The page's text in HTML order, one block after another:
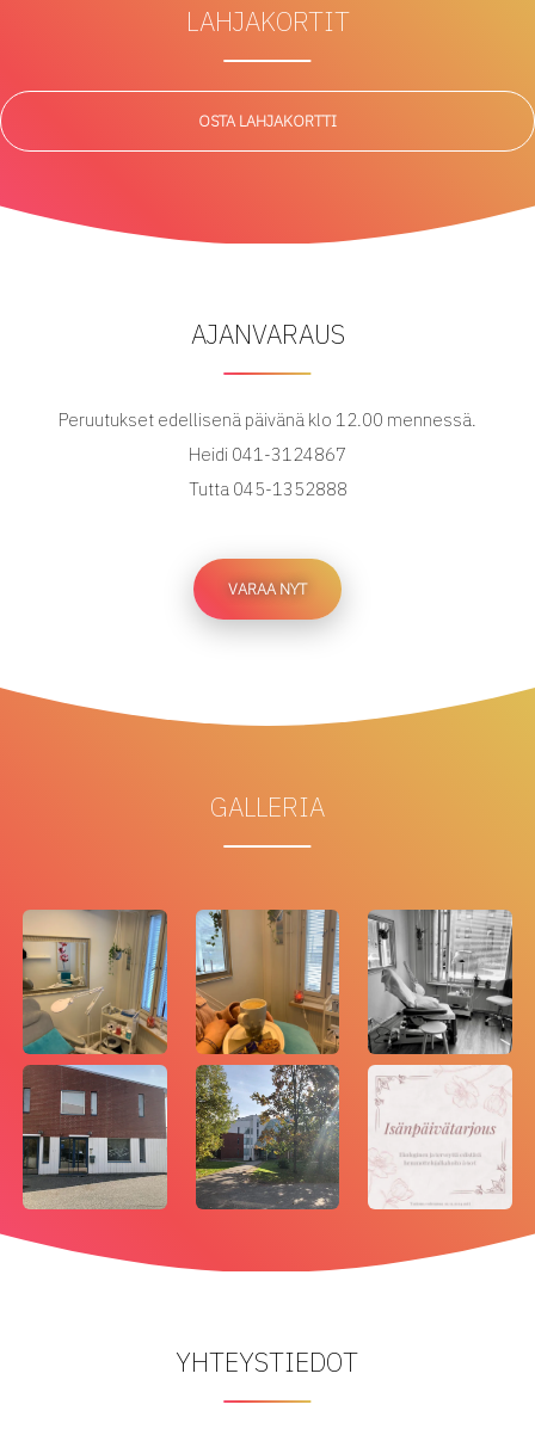
LAHJAKORTIT
OSTA LAHJAKORTTI
AJANVARAUS
Peruutukset edellisenä päivänä klo 12.00 mennessä.
Heidi 041-3124867
Tutta 045-1352888
VARAA NYT
GALLERIA
YHTEYSTIEDOT